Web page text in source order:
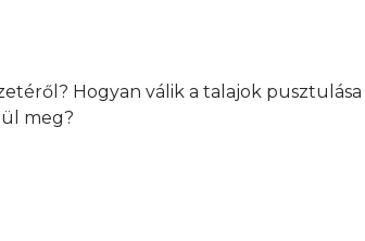
Hogyan válik a talajok
meg?